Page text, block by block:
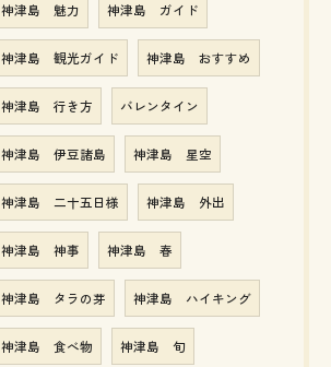
神津島 魅力 神津島 ガイド
神津島 観光ガイド 神津島 おすすめ
神津島 行き方 バレンタイン
神津島 伊豆諸島 神津島 星空
神津島 二十五日様 神津島 外出
神津島 神事 神津島 春
神津島 タラの芽 神津島 ハイキング
神津島 食べ物 神津島 旬